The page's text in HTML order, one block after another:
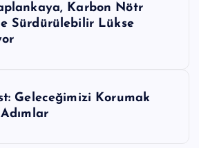
Karbon Nötr
Sürdürülebilir Lükse
Geleceğimizi Korumak